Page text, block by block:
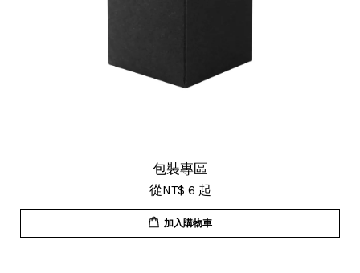
包裝專區
從NT$ 6 起
加入購物車